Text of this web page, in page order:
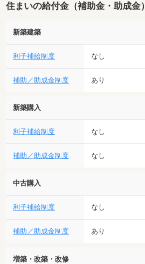
住まいの給付金（補助金・助成金）
新築建築
利子補給制度 なし
補助／助成金制度 あり
新築購入
利子補給制度 なし
補助／助成金制度 なし
中古購入
利子補給制度 なし
補助／助成金制度 あり
増築・改築・改修